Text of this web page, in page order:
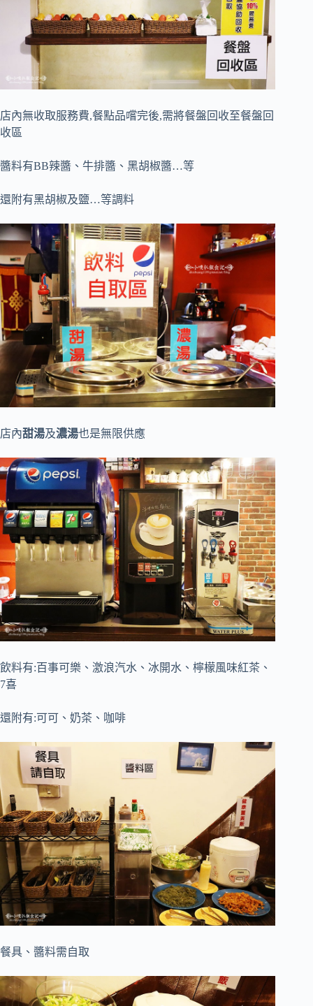
店內無收取服務費,餐點品嚐完後,需將餐盤回收至餐盤回
收區
醬料有BB辣醬、牛排醬、黑胡椒醬…等
還附有黑胡椒及鹽…等調料
店內甜湯及濃湯也是無限供應
飲料有:百事可樂、激浪汽水、冰開水、檸檬風味紅茶、
7喜
還附有:可可、奶茶、咖啡
餐具、醬料需自取